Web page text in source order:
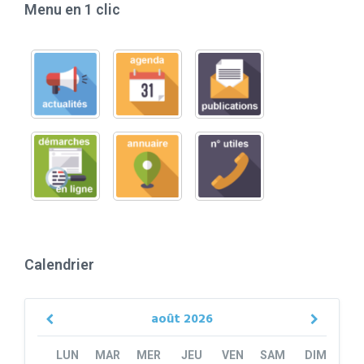
Menu en 1 clic
Calendrier
août 2026
Previous
LUN MAR MER JEU VEN SAM DIM